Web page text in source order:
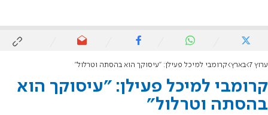
ערוץ 7 בארץ קרומבי למיכל פעילן: "עיסוקך הוא בהסתה וטרלול"
קרומבי למיכל פעילן: "עיסוקך הוא
בהסתה וטרלול"